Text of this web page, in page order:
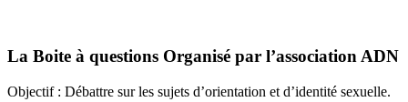
La Boite à questions Organisé par l’association ADN
Objectif : Débattre sur les sujets d’orientation et d’identité sexuelle.